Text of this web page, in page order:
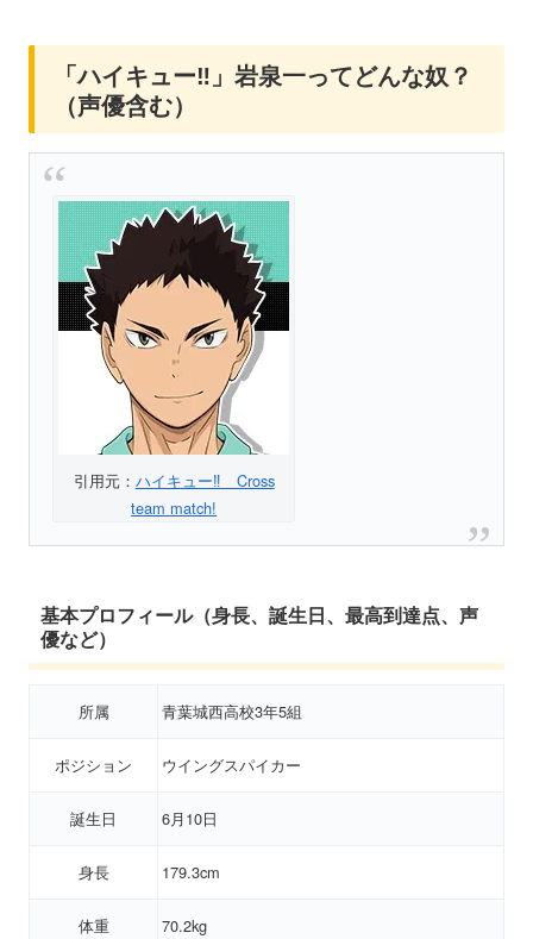
「ハイキュー‼」岩泉一ってどんな奴？
（声優含む）
引用元： ハイキュー‼ Cross
team match!
基本プロフィール（身長、誕生日、最高到達点、声
優など）
所属 青葉城西高校3年5組
ポジション ウイングスパイカー
誕生日 6月10日
身長 179.3cm
体重 70.2kg